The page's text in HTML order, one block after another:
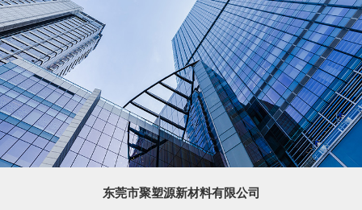
东莞市聚塑源新材料有限公司